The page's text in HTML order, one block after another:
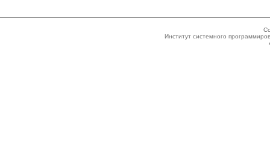
Институт системного